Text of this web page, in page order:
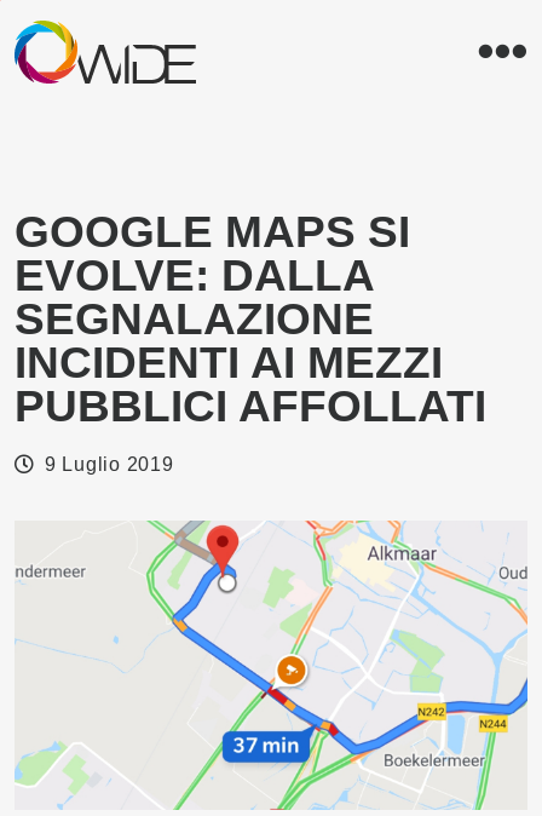
WIDE
SRL
GOOGLE MAPS SI
EVOLVE: DALLA
SEGNALAZIONE
INCIDENTI AI MEZZI
PUBBLICI AFFOLLATI
9 Luglio 2019